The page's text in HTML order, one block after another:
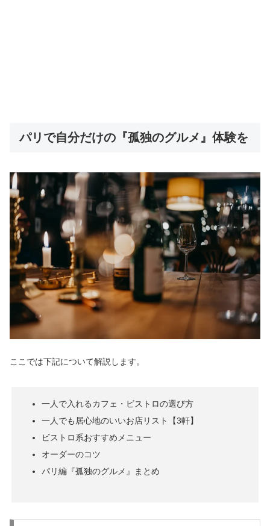
パリで自分だけの『孤独のグルメ』体験を
ここでは下記について解説します。
一人で入れるカフェ・ビストロの選び方
一人でも居心地のいいお店リスト【3軒】
ビストロ系おすすめメニュー
オーダーのコツ
パリ編『孤独のグルメ』まとめ